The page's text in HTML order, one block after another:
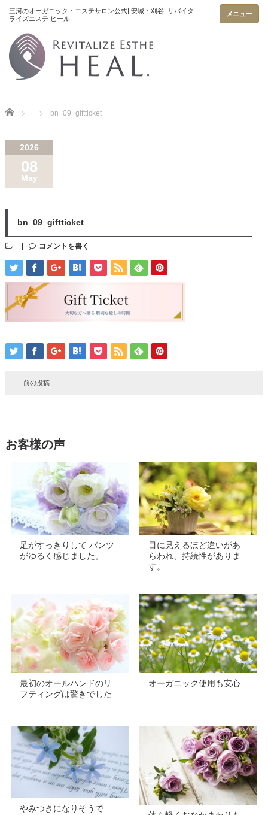
メニュー
Home bn_09_giftticket
2026
08
May
bn_09_giftticket
コメントを書く
前の投稿
お客様の声
足がすっきりして パンツ
がゆるく感じました。
目に見えるほど違いがあ
らわれ、持続性がありま
す。
最初のオールハンドのリ
フティングは驚きでした
オーガニック使用も安心
やみつきになりそうで